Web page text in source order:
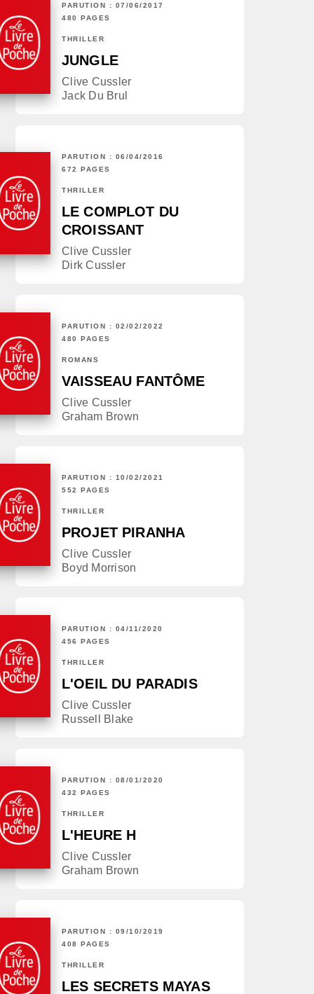
PARUTION : 07/06/2017
480 PAGES
THRILLER
JUNGLE
Clive Cussler
Jack Du Brul
PARUTION : 06/04/2016
672 PAGES
THRILLER
LE COMPLOT DU
CROISSANT
Clive Cussler
Dirk Cussler
PARUTION : 02/02/2022
480 PAGES
ROMANS
VAISSEAU FANTÔME
Clive Cussler
Graham Brown
PARUTION : 10/02/2021
552 PAGES
THRILLER
PROJET PIRANHA
Clive Cussler
Boyd Morrison
PARUTION : 04/11/2020
456 PAGES
THRILLER
L'OEIL DU PARADIS
Clive Cussler
Russell Blake
PARUTION : 08/01/2020
432 PAGES
THRILLER
L'HEURE H
Clive Cussler
Graham Brown
PARUTION : 09/10/2019
408 PAGES
THRILLER
LES SECRETS MAYAS